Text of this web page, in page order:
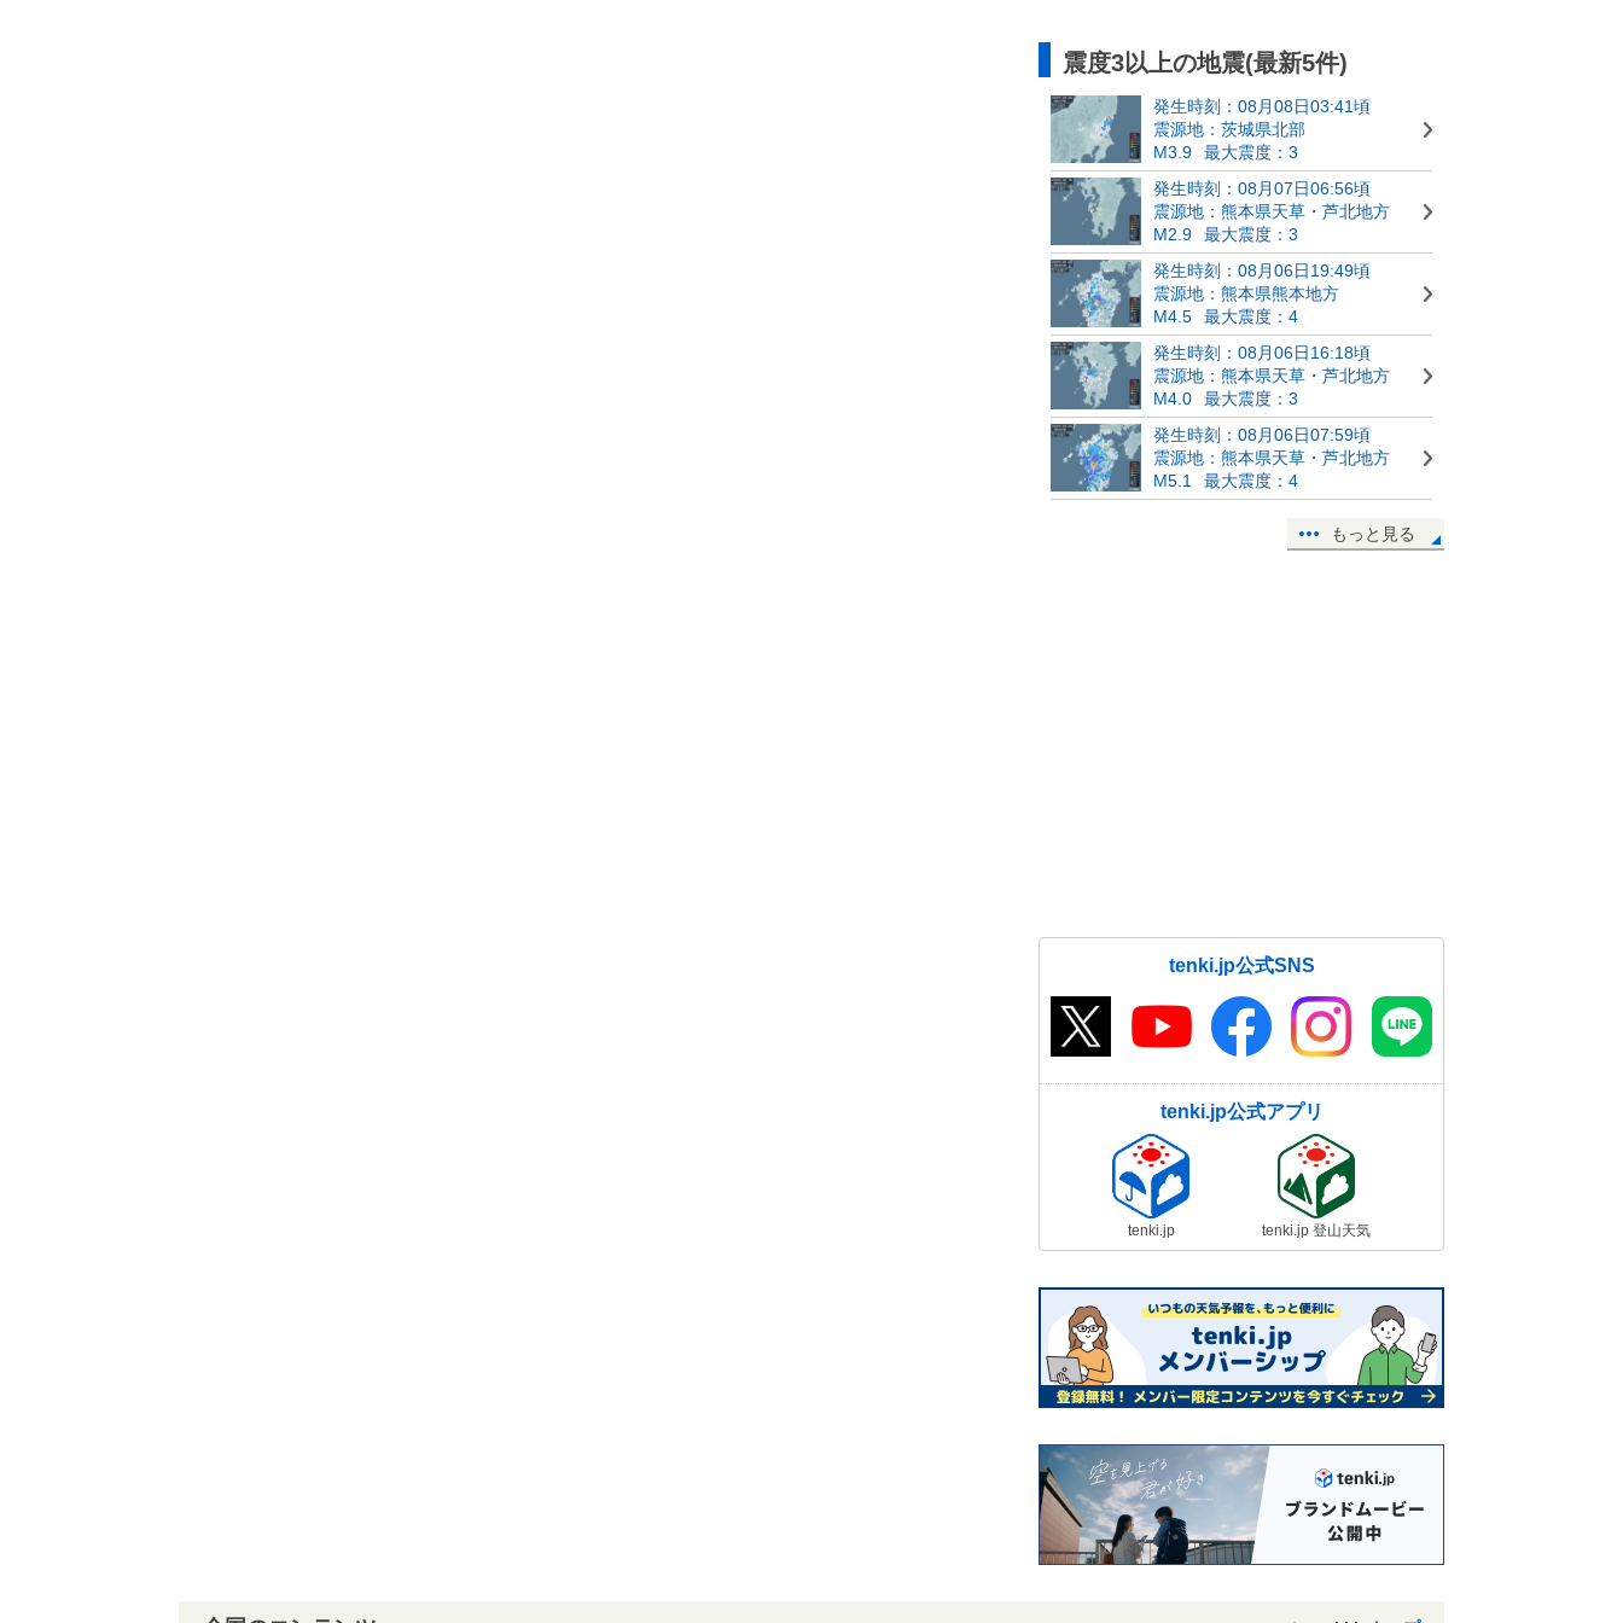
震度3以上の地震(最新5件)
発生時刻：08月08日03:41頃
震源地：茨城県北部
M3.9
最大震度：3
発生時刻：08月07日06:56頃
震源地：熊本県天草・芦北地方
M2.9
最大震度：3
発生時刻：08月06日19:49頃
震源地：熊本県熊本地方
M4.5
最大震度：4
発生時刻：08月06日16:18頃
震源地：熊本県天草・芦北地方
M4.0
最大震度：3
発生時刻：08月06日07:59頃
震源地：熊本県天草・芦北地方
M5.1
最大震度：4
もっと見る
tenki.jp公式SNS
tenki.jp公式アプリ
tenki.jp tenki.jp 登山天気